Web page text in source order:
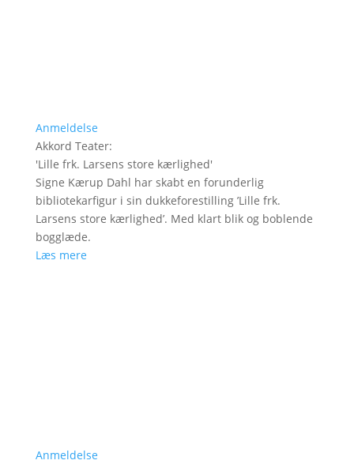
Anmeldelse
Akkord Teater:
'Lille frk. Larsens store kærlighed'
Signe Kærup Dahl har skabt en forunderlig
bibliotekarfigur i sin dukkeforestilling ’Lille frk.
Larsens store kærlighed’. Med klart blik og boblende
bogglæde.
Læs mere
Anmeldelse